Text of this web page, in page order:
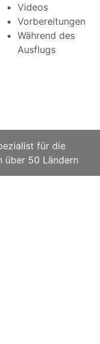
Videos
Vorbereitungen
Während des
Ausflugs
für die
über 50 Ländern